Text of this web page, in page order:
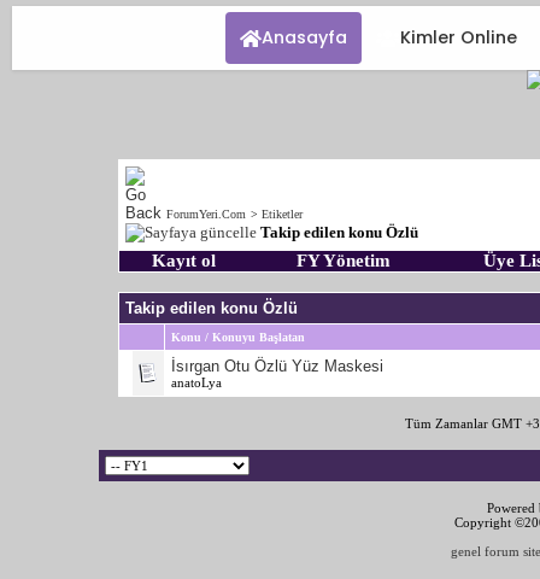
Anasayfa Kimler Online
ForumYeri.Com > Etiketler
Takip edilen konu Özlü
Kayıt ol FY Yönetim Üye
Takip edilen konu Özlü
Konu / Konuyu Başlatan
İsırgan Otu Özlü Yüz Maskesi
anatoLya
Tüm Zamanlar GMT
Copyright
genel forum